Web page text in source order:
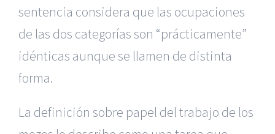
sentencia considera que las ocupaciones
de las dos categorías son “prácticamente”
idénticas aunque se llamen de distinta
forma.
La definición sobre papel del trabajo de los